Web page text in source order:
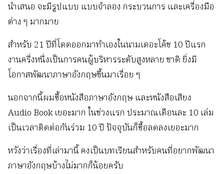
นำเสนอ จะมีรูปแบบ แบบจำลอง กระบวนการ และเครื่องมือ
ต่าง ๆ มากมาย
สำหรับ 21 ปีที่โดดออกมาทำเองในนามเดอะโค้ช 10 ปีแรก
งานครึ่งหนึ่งเป็นการคนผู้บริหารระดับสูงหลาย ชาติ ยิ่งมี
โอกาสพัฒนาภาษาอังกฤษขึ้นมาเรื่อย ๆ
นอกจากนี้ผมซื้อหนังสือภาษาอังกฤษ และหนังสือเสียง
Audio Book เยอะมาก ในช่วงแรก ประมาณเดือนละ 10 เล่ม
เป็นเวลาติดต่อกันร่วม 10 ปี ปัจจุบันก็ซื้อลดลงเยอะมาก
หวังว่าเรื่องที่เล่ามานี้ คงเป็นบทเรียนสำหรับคนที่อยากพัฒนา
ภาษาอังกฤษบ้างไม่มากก็น้อยครับ